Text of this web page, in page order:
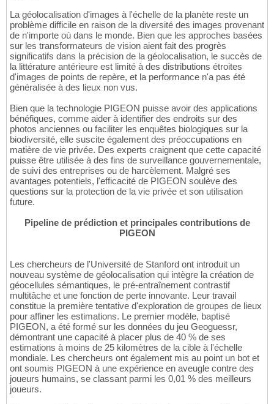
La géolocalisation d'images à l'échelle de la planète reste un
problème difficile en raison de la diversité des images provenant
de n'importe où dans le monde. Bien que les approches basées
sur les transformateurs de vision aient fait des progrès
significatifs dans la précision de la géolocalisation, le succès de
la littérature antérieure est limité à des distributions étroites
d'images de points de repère, et la performance n'a pas été
généralisée à des lieux non vus.
Bien que la technologie PIGEON puisse avoir des applications
bénéfiques, comme aider à identifier des endroits sur des
photos anciennes ou faciliter les enquêtes biologiques sur la
biodiversité, elle suscite également des préoccupations en
matière de vie privée. Des experts craignent que cette capacité
puisse être utilisée à des fins de surveillance gouvernementale,
de suivi des entreprises ou de harcèlement. Malgré ses
avantages potentiels, l'efficacité de PIGEON soulève des
questions sur la protection de la vie privée et son utilisation
future.
Pipeline de prédiction et principales contributions de
PIGEON
Les chercheurs de l'Université de Stanford ont introduit un
nouveau système de géolocalisation qui intègre la création de
géocellules sémantiques, le pré-entraînement contrastif
multitâche et une fonction de perte innovante. Leur travail
constitue la première tentative d'exploration de groupes de lieux
pour affiner les estimations. Le premier modèle, baptisé
PIGEON, a été formé sur les données du jeu Geoguessr,
démontrant une capacité à placer plus de 40 % de ses
estimations à moins de 25 kilomètres de la cible à l'échelle
mondiale. Les chercheurs ont également mis au point un bot et
ont soumis PIGEON à une expérience en aveugle contre des
joueurs humains, se classant parmi les 0,01 % des meilleurs
joueurs.